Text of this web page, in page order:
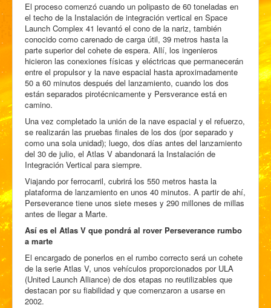
El proceso comenzó cuando un polipasto de 60 toneladas en
el techo de la Instalación de integración vertical en Space
Launch Complex 41 levantó el cono de la nariz, también
conocido como carenado de carga útil, 39 metros hasta la
parte superior del cohete de espera. Allí, los ingenieros
hicieron las conexiones físicas y eléctricas que permanecerán
entre el propulsor y la nave espacial hasta aproximadamente
50 a 60 minutos después del lanzamiento, cuando los dos
están separados pirotécnicamente y Persverance está en
camino.
Una vez completado la unión de la nave espacial y el refuerzo,
se realizarán las pruebas finales de los dos (por separado y
como una sola unidad); luego, dos días antes del lanzamiento
del 30 de julio, el Atlas V abandonará la Instalación de
Integración Vertical para siempre.
Viajando por ferrocarril, cubrirá los 550 metros hasta la
plataforma de lanzamiento en unos 40 minutos. A partir de ahí,
Perseverance tiene unos siete meses y 290 millones de millas
antes de llegar a Marte.
Así es el Atlas V que pondrá al rover Perseverance rumbo
a marte
El encargado de ponerlos en el rumbo correcto será un cohete
de la serie Atlas V, unos vehículos proporcionados por ULA
(United Launch Alliance) de dos etapas no reutilizables que
destacan por su fiabilidad y que comenzaron a usarse en
2002.